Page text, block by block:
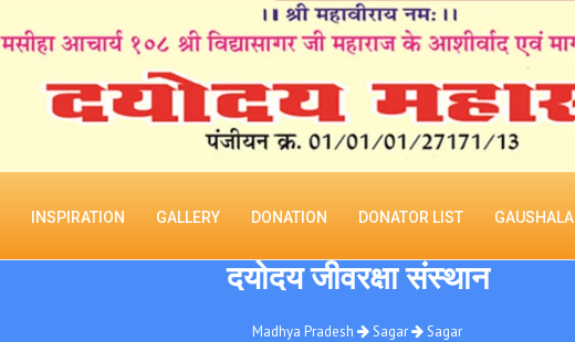
INSPIRATION GALLERY DONATION DONATOR LIST GAUSHALA
दयोदय जीवरक्षा संस्थान
Madhya Pradesh Sagar Sagar